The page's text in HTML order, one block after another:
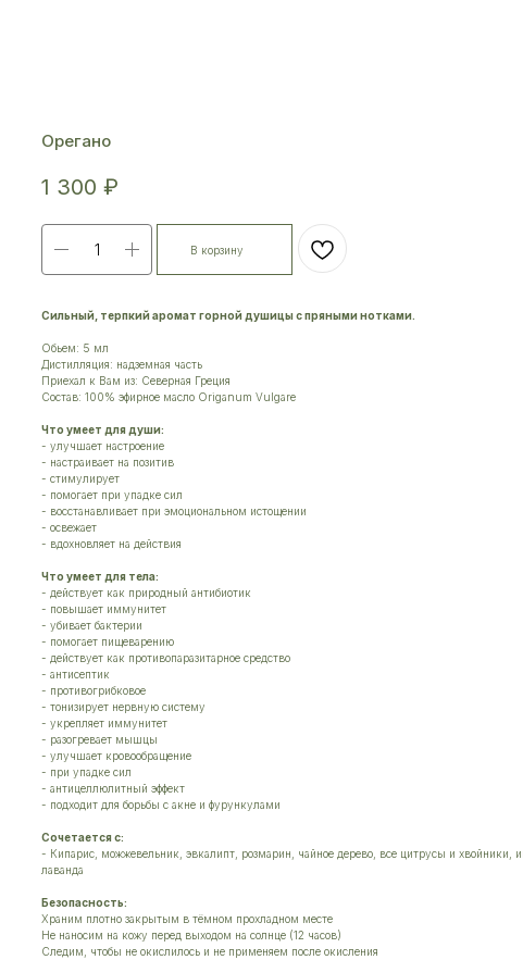
Орегано
1 300 ₽
В корзину
Сильный, терпкий аромат горной душицы с пряными нотками.
Обьем: 5 мл
Дистилляция: надземная часть
Приехал к Вам из: Северная Греция
Состав: 100% эфирное масло Origanum Vulgare
Что умеет для души:
- улучшает настроение
- настраивает на позитив
- стимулирует
- помогает при упадке сил
- восстанавливает при эмоциональном истощении
- освежает
- вдохновляет на действия
Что умеет для тела:
- действует как природный антибиотик
- повышает иммунитет
- убивает бактерии
- помогает пищеварению
- действует как противопаразитарное средство
- антисептик
- противогрибковое
- тонизирует нервную систему
- укрепляет иммунитет
- разогревает мышцы
- улучшает кровообращение
- при упадке сил
- антицеллюлитный эффект
- подходит для борьбы с акне и фурункулами
Сочетается с:
- Кипарис, можжевельник, эвкалипт, розмарин, чайное дерево, все цитрусы и хвойники,
лаванда
Безопасность:
Храним плотно закрытым в тёмном прохладном месте
Не наносим на кожу перед выходом на солнце (12 часов)
Следим, чтобы не окислилось и не применяем после окисления